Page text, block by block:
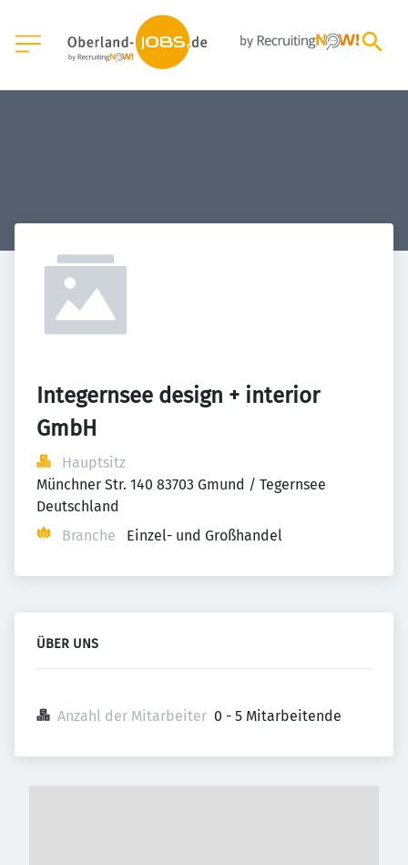
Integernsee design + interior
GmbH
Hauptsitz
Münchner Str. 140 83703 Gmund / Tegernsee
Deutschland
Branche
Einzel- und Großhandel
ÜBER UNS
Anzahl der Mitarbeiter 0 - 5 Mitarbeitende